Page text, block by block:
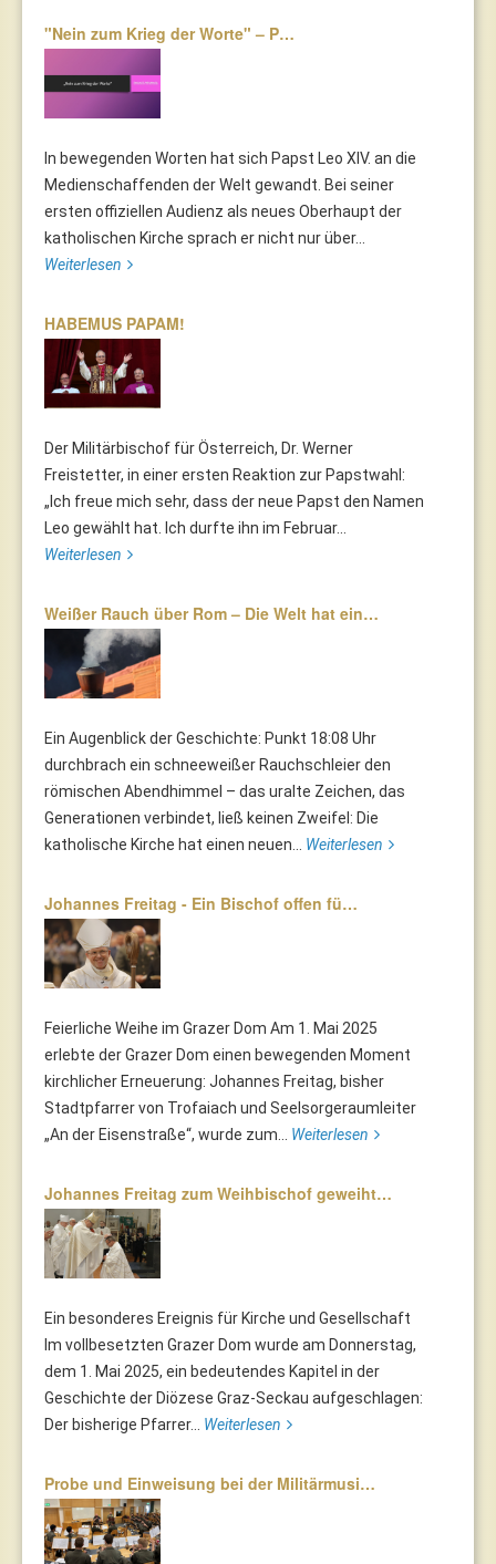
"Nein zum Krieg der Worte" – P…
In bewegenden Worten hat sich Papst Leo XIV. an die
Medienschaffenden der Welt gewandt. Bei seiner
ersten offiziellen Audienz als neues Oberhaupt der
katholischen Kirche sprach er nicht nur über...
Weiterlesen
HABEMUS PAPAM!
Der Militärbischof für Österreich, Dr. Werner
Freistetter, in einer ersten Reaktion zur Papstwahl:
„Ich freue mich sehr, dass der neue Papst den Namen
Leo gewählt hat. Ich durfte ihn im Februar...
Weiterlesen
Weißer Rauch über Rom – Die Welt hat ein…
Ein Augenblick der Geschichte: Punkt 18:08 Uhr
durchbrach ein schneeweißer Rauchschleier den
römischen Abendhimmel – das uralte Zeichen, das
Generationen verbindet, ließ keinen Zweifel: Die
katholische Kirche hat einen neuen... Weiterlesen
Johannes Freitag - Ein Bischof offen fü…
Feierliche Weihe im Grazer Dom Am 1. Mai 2025
erlebte der Grazer Dom einen bewegenden Moment
kirchlicher Erneuerung: Johannes Freitag, bisher
Stadtpfarrer von Trofaiach und Seelsorgeraumleiter
„An der Eisenstraße“, wurde zum... Weiterlesen
Johannes Freitag zum Weihbischof geweiht…
Ein besonderes Ereignis für Kirche und Gesellschaft
Im vollbesetzten Grazer Dom wurde am Donnerstag,
dem 1. Mai 2025, ein bedeutendes Kapitel in der
Geschichte der Diözese Graz-Seckau aufgeschlagen:
Der bisherige Pfarrer... Weiterlesen
Probe und Einweisung bei der Militärmusi…